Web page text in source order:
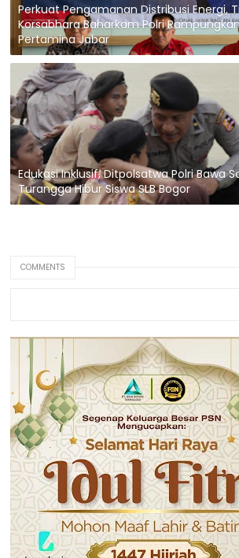
Perkuat Pengamanan Distribusi Energi,
Korsabhara Baharkam Polri
Pertamina Jabar
Edukasi Inklusif, Ditpolsatwa Polri Bawa
Turangga Hibur Siswa SLB Bogor
COMMENTS